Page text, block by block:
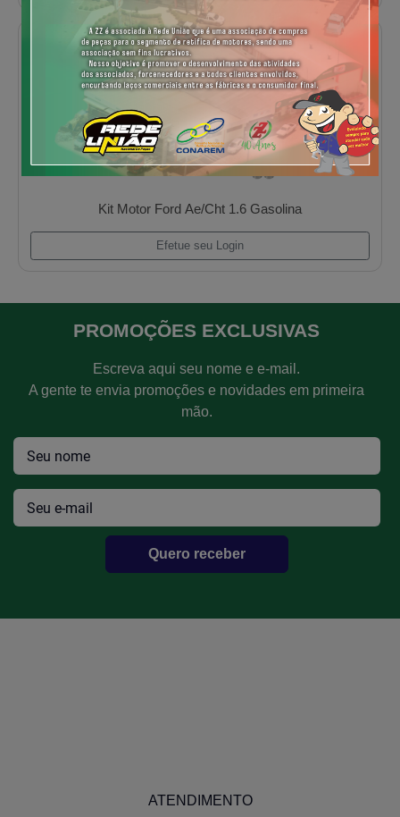
Kit Motor Pk 4236/Q20b 3 Canal. Veicular
Efetue seu Login
Super Kit Motor Vw Fusca 1300 Gasolina
Efetue seu Login
PROMOÇÕES EXCLUSIVAS
Escreva aqui seu nome e e-mail.
A gente te envia promoções e novidades em primeira
mão.
Quero receber
ATENDIMENTO